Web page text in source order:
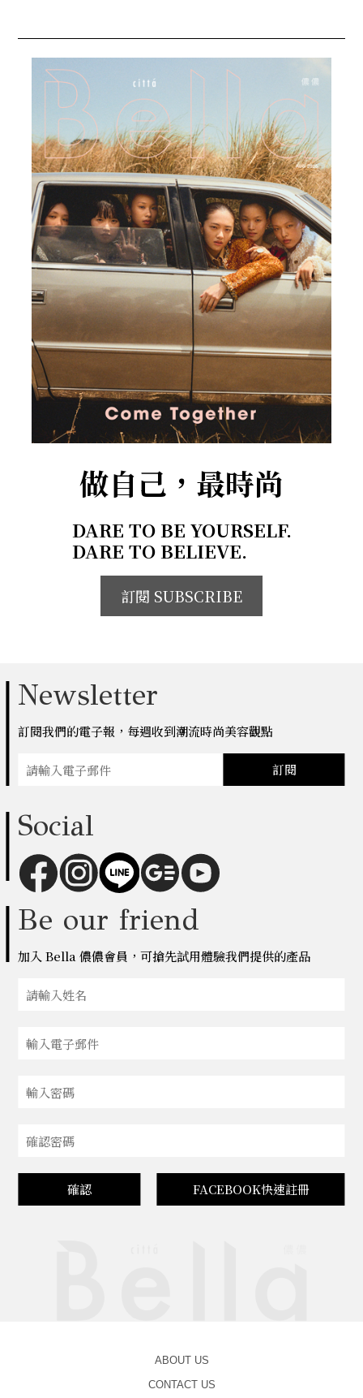
做自己，最時尚
DARE TO BE YOURSELF.
DARE TO BELIEVE.
訂閱 SUBSCRIBE
Newsletter
訂閱我們的電子報，每週收到潮流時尚美容觀點
訂閱
Social
Be our friend
加入 Bella 儂儂會員，可搶先試用體驗我們提供的產品
確認 FACEBOOK快速註冊
ABOUT US
CONTACT US